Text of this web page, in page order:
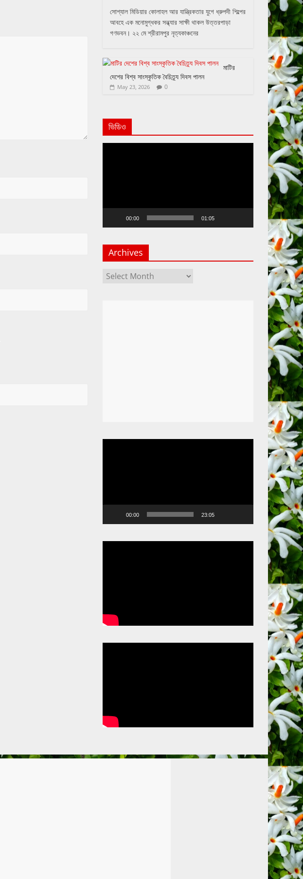
সোশ্যাল মিডিয়ার কোলাহল আর যান্ত্রিকতার যুগে ধ্রুপদী শিল্পের
আবহে এক মনোমুগ্ধকর সন্ধ্যার সাক্ষী থাকল উত্তরপাড়া
গণভবন। ২২ মে শ্রীরামপুর নৃত্যকাঞ্চনের
মাটির
দেশের বিশ্ব সাংস্কৃতিক বৈচিত্র্য দিবস পালন
May 23, 2026 0
ভিডিও
00:00 01:05
Archives
Archives
00:00 23:05